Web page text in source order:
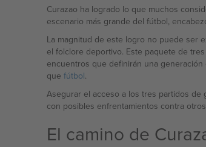
Curazao ha logrado lo que muchos
escenario más grande del fútbol,
La magnitud de este logro no puede ser
el folclore deportivo. Este paquete de
encuentros que definirán una
que fútbol.
Asegurar el acceso a los tres partidos
con posibles enfrentamientos contra
El camino de